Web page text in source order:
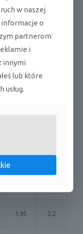
5,41 3,70
5,3
A+++
1,95 2,2
w naszej
o
partnerom
i
innymi
lub które